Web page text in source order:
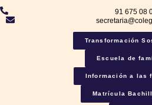
91 675 08
Transformación
Escuela de
Información a las
Matrícula